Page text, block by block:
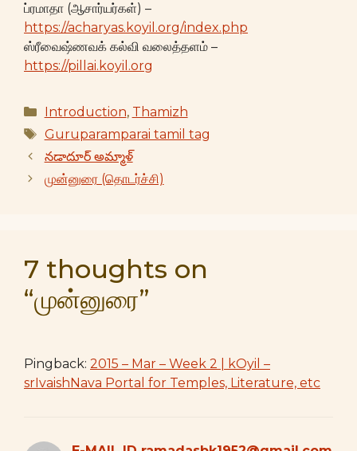
ப்ரமாதா (ஆசார்யர்கள்) –
https://acharyas.koyil.org/index.php
ஸ்ரீவைஷ்ணவக் கல்வி வலைத்தளம் –
https://pillai.koyil.org
Categories
Introduction, Thamizh
Tags
Guruparamparai tamil tag
నడాదూర్ అమ్మాళ్
முன்னுரை (தொடர்ச்சி)
7 thoughts on
“முன்னுரை”
Pingback: 2015 – Mar – Week 2 | kOyil –
srIvaishNava Portal for Temples, Literature, etc